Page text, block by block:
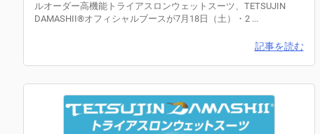
ルオーダー高機能トライアスロンウェットスーツ、TETSUJIN
DAMASHII®オフィシャルブースが7月18日（土）・2 ...
記事を読む